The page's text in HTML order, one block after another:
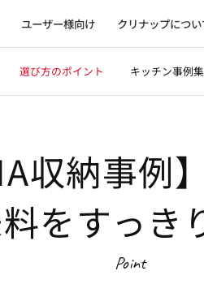
ユーザー様向け クリナップについ
選び方のポイント キッチン事例集
収納事例
をすっき
Point